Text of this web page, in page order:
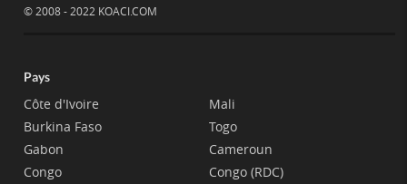
© 2008 - 2022 KOACI.COM
Pays
Côte d'Ivoire
Burkina Faso
Gabon
Congo
Mali
Togo
Cameroun
Congo (RDC)